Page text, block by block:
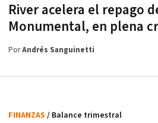
River acelera el repago
Monumental, en plena
PorAndrés Sanguinetti
FINANZAS / Balance trimestral